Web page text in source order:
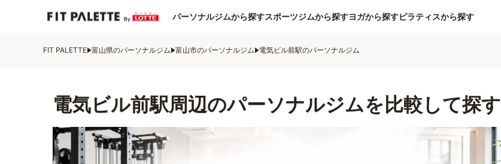
パーソナルジムから探すスポーツジムから探すヨガから探すピラティスから探す
FIT PALETTE 富山県のパーソナルジム 富山市のパーソナルジム 電気ビル前駅のパーソナルジム
電気ビル前駅周辺のパーソナルジムを比較して探す